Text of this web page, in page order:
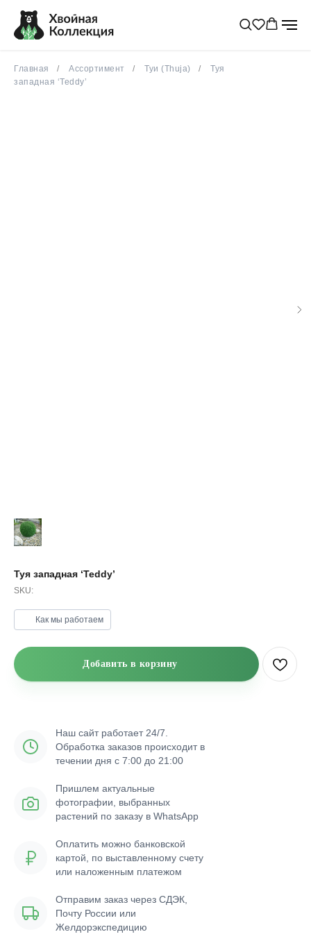
Главная Ассортимент Туи (Thuja)
Туя
западная ‘Teddy’
Туя западная ‘Teddy’
SKU:
Как мы работаем
Добавить в корзину
Наш сайт работает 24/7.
Обработка заказов происходит в
течении дня с 7:00 до 21:00
Пришлем актуальные
фотографии, выбранных
растений по заказу в WhatsApp
Отправим заказ через СДЭК,
Почту России или
Желдорэкспедицию
Оплатить можно банковской
картой, по выставленному счету
или наложенным платежом